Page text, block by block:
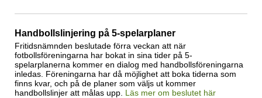
Handbollslinjering på 5-spelarplaner
Fritidsnämnden beslutade förra veckan att när
fotbollsföreningarna har bokat in sina tider på 5-
spelarplanerna kommer en dialog med handbollsföreningarna
inledas. Föreningarna har då möjlighet att boka tiderna som
finns kvar, och på de planer som väljs ut kommer
handbollslinjer att målas upp. Läs mer om beslutet här